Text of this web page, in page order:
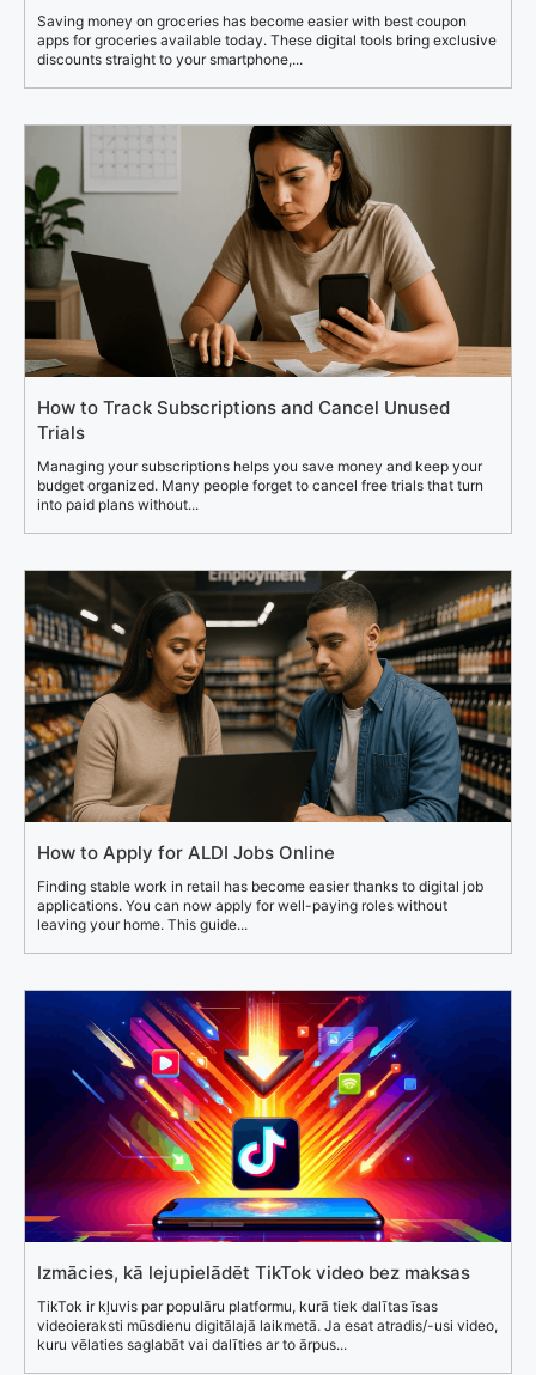
Saving money on groceries has become easier with best coupon
apps for groceries available today. These digital tools bring exclusive
discounts straight to your smartphone,...
How to Track Subscriptions and Cancel Unused
Trials
Managing your subscriptions helps you save money and keep your
budget organized. Many people forget to cancel free trials that turn
into paid plans without...
How to Apply for ALDI Jobs Online
Finding stable work in retail has become easier thanks to digital job
applications. You can now apply for well-paying roles without
leaving your home. This guide...
Izmācies, kā lejupielādēt TikTok video bez maksas
TikTok ir kļuvis par populāru platformu, kurā tiek dalītas īsas
videoieraksti mūsdienu digitālajā laikmetā. Ja esat atradis/-usi video,
kuru vēlaties saglabāt vai dalīties ar to ārpus...